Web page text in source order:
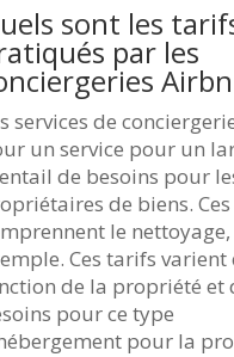
sont les
par les
services de
un service pour un
de besoins pour
de biens. Ces
le
Ces tarifs varient
de la propriété et
pour ce type
pour la